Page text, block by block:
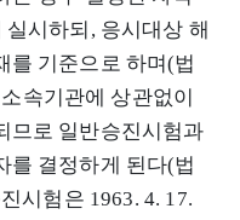
시하되, 응시대상 해
를 기준으로 하며(법
속기관에 상관없이
므로 일반승진시험과
를 결정하게 된다(법
시험은 1963. 4. 17.